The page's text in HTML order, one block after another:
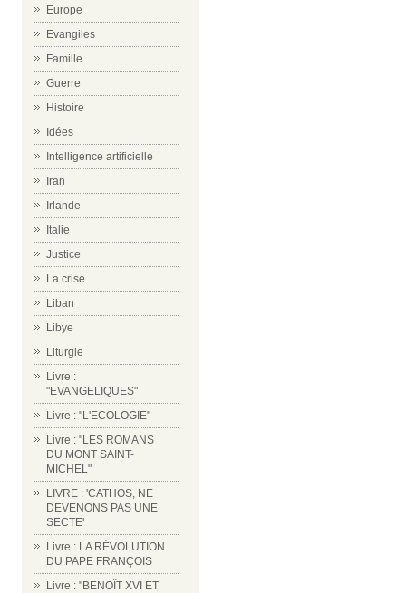
Europe
Evangiles
Famille
Guerre
Histoire
Idées
Intelligence artificielle
Iran
Irlande
Italie
Justice
La crise
Liban
Libye
Liturgie
Livre :
"EVANGELIQUES"
Livre : "L'ECOLOGIE"
Livre : "LES ROMANS
DU MONT SAINT-
MICHEL"
LIVRE : 'CATHOS, NE
DEVENONS PAS UNE
SECTE'
Livre : LA RÉVOLUTION
DU PAPE FRANÇOIS
Livre : "BENOÎT XVI ET